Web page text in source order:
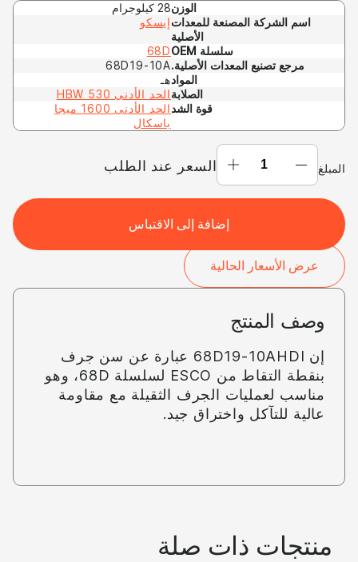
وصف المنتج
إن 68D19-10AHDI عبارة عن سن جرف
بنقطة التقاط من ESCO لسلسلة 68D، وهو
مناسب لعمليات الجرف الثقيلة مع مقاومة
عالية للتآكل واختراق جيد.
الوزن28 كيلوجرام
اسم الشركة المصنعة للمعدات
الأصلية
إيسكو
سلسلة OEM
68D
مرجع تصنيع المعدات الأصلية.68D19-10A
الموادهـ
الصلابةالحد الأدنى 530 HBW
قوة الشد
الحد الأدنى 1600 ميجا
باسكال
المبلغ
نقطة
الالتقاط
ESCO
68d
68d19-
السعر عند الطلب
إضافة إلى الاقتباس
عرض الأسعار الحالية
منتجات ذات صلة